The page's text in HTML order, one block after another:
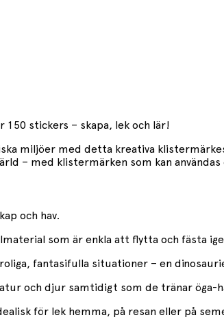
150 stickers – skapa, lek och lär!
miljöer med detta kreativa
– med klistermärken som kan användas
och hav.
som är enkla att flytta och fästa
fantasifulla situationer – en
och djur samtidigt som de tränar öga-
för lek hemma, på resan eller på